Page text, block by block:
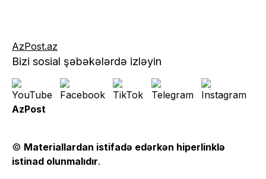
AzPost.az
Bizi sosial şəbəkələrdə izləyin
AzPost
© Materiallardan istifadə edərkən hiperlinklə
istinad olunmalıdır.